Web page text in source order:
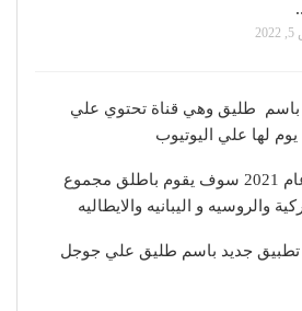
باسم طليق وهي قناة تحتوي علي
كما اعلن انه في بداية عام 2021 سوف يقوم باطلق مجموع
والروسيه و اليبانيه والايطاليه
جديد باسم طليق علي جوجل